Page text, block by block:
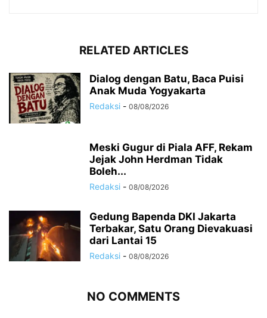
RELATED ARTICLES
Dialog dengan Batu, Baca Puisi
Anak Muda Yogyakarta
Redaksi - 08/08/2026
Meski Gugur di Piala AFF, Rekam
Jejak John Herdman Tidak
Boleh...
Redaksi - 08/08/2026
Gedung Bapenda DKI Jakarta
Terbakar, Satu Orang Dievakuasi
dari Lantai 15
Redaksi - 08/08/2026
NO COMMENTS